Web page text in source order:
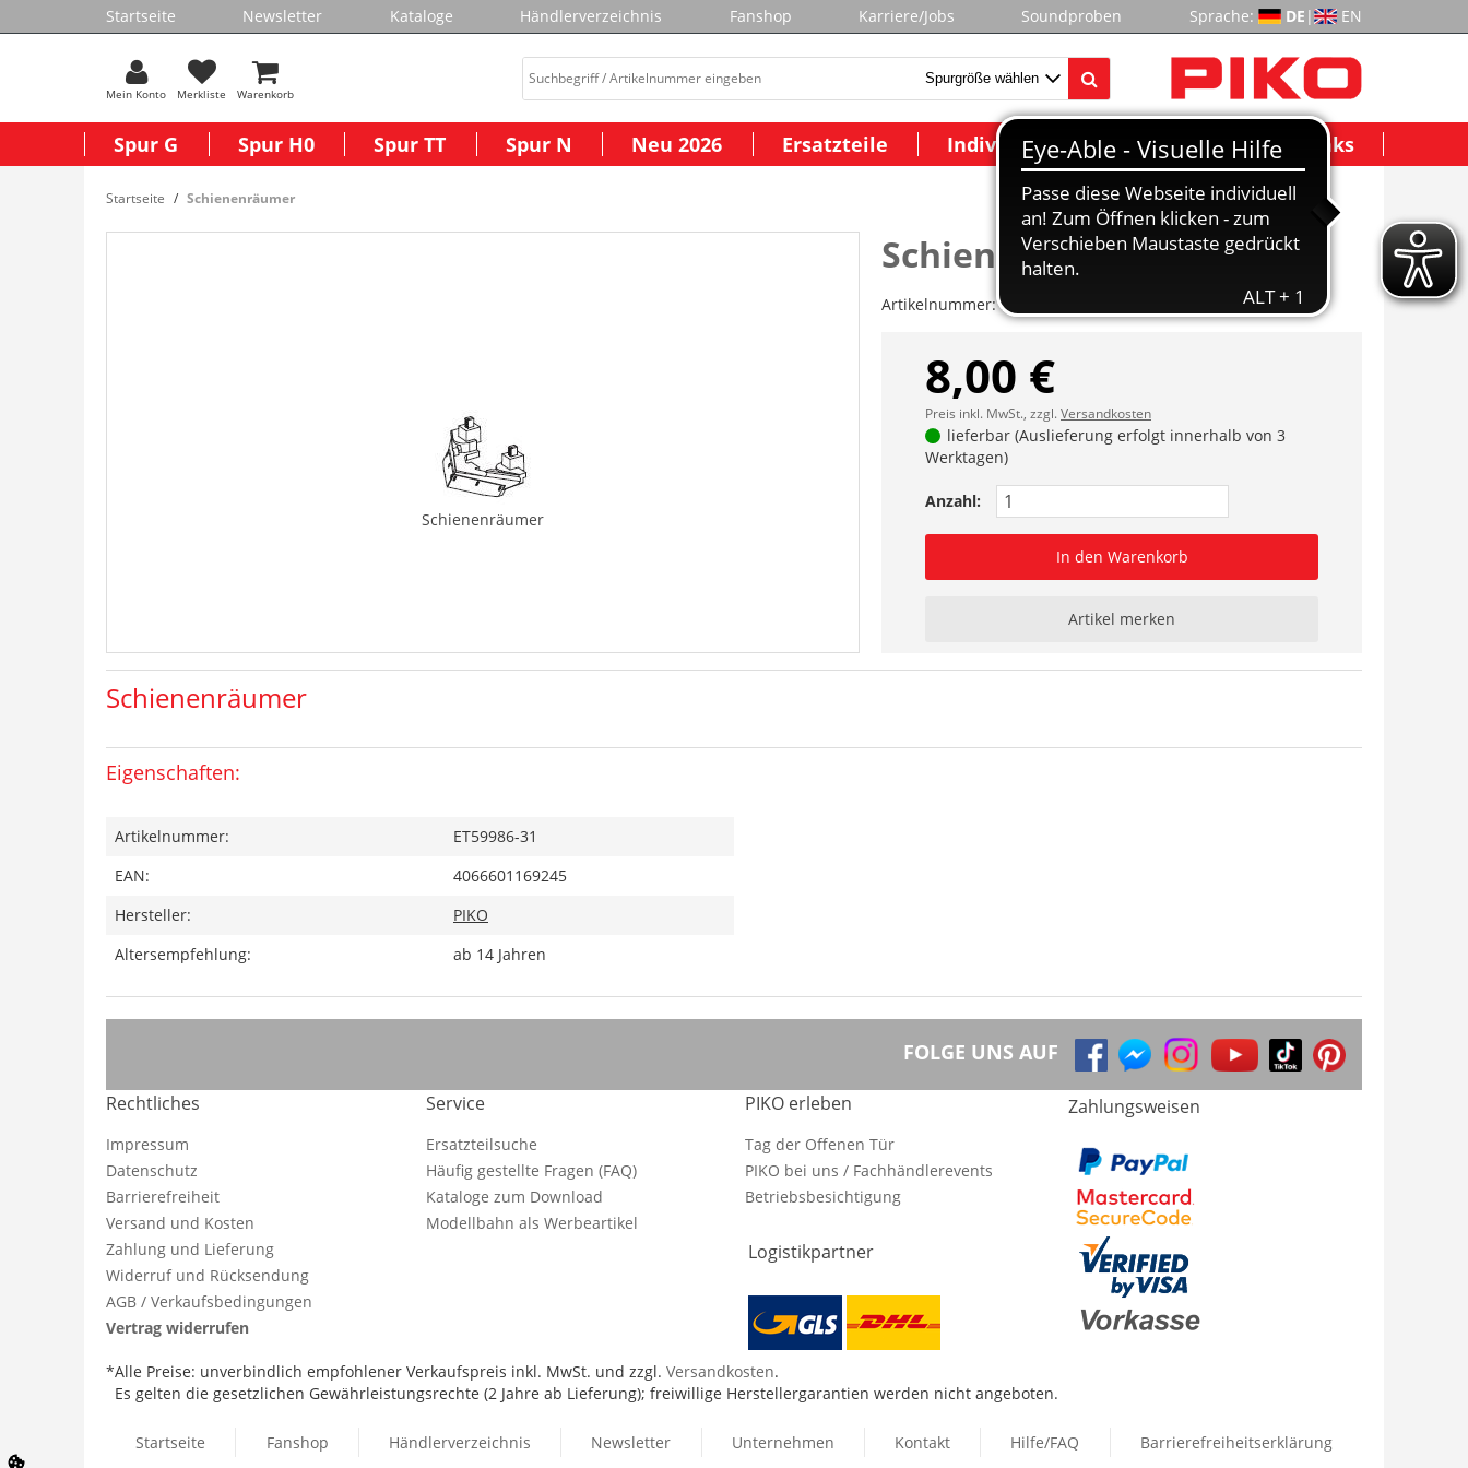
Startseite Newsletter Kataloge Händlerverzeichnis Fanshop Karriere/Jobs Soundproben Sprache: DE | EN
Mein Konto Merkliste Warenkorb
Spur G Spur H0 Spur TT Spur N Neu 2026 Ersatzteile Individuelle Modelle Wichtige Links
Startseite Schienenräumer
Schienenräumer
Schienenräumer
Artikelnummer:ET59986-31
8,00 €
Preis inkl. MwSt., zzgl.Versandkosten
lieferbar (Auslieferung erfolgt innerhalb von 3
Werktagen)
Anzahl:
In den Warenkorb
Artikel merken
Schienenräumer
Eigenschaften:
Artikelnummer:
ET59986-31
EAN:
4066601169245
Hersteller:
PIKO
Altersempfehlung:
ab 14 Jahren
FOLGE UNS AUF
Rechtliches
Impressum
Datenschutz
Barrierefreiheit
Versand und Kosten
Zahlung und Lieferung
Widerruf und Rücksendung
AGB / Verkaufsbedingungen
Vertrag widerrufen
Service
Ersatzteilsuche
Häufig gestellte Fragen (FAQ)
Kataloge zum Download
Modellbahn als Werbeartikel
PIKO erleben
Tag der Offenen Tür
PIKO bei uns / Fachhändlerevents
Betriebsbesichtigung
Logistikpartner
Zahlungsweisen
*Alle Preise: unverbindlich empfohlener Verkaufspreis inkl. MwSt. und zzgl. Versandkosten.
Es gelten die gesetzlichen Gewährleistungsrechte (2 Jahre ab Lieferung); freiwillige Herstellergarantien werden nicht angeboten.
Startseite Fanshop Händlerverzeichnis Newsletter Unternehmen Kontakt Hilfe/FAQ Barrierefreiheitserklärung